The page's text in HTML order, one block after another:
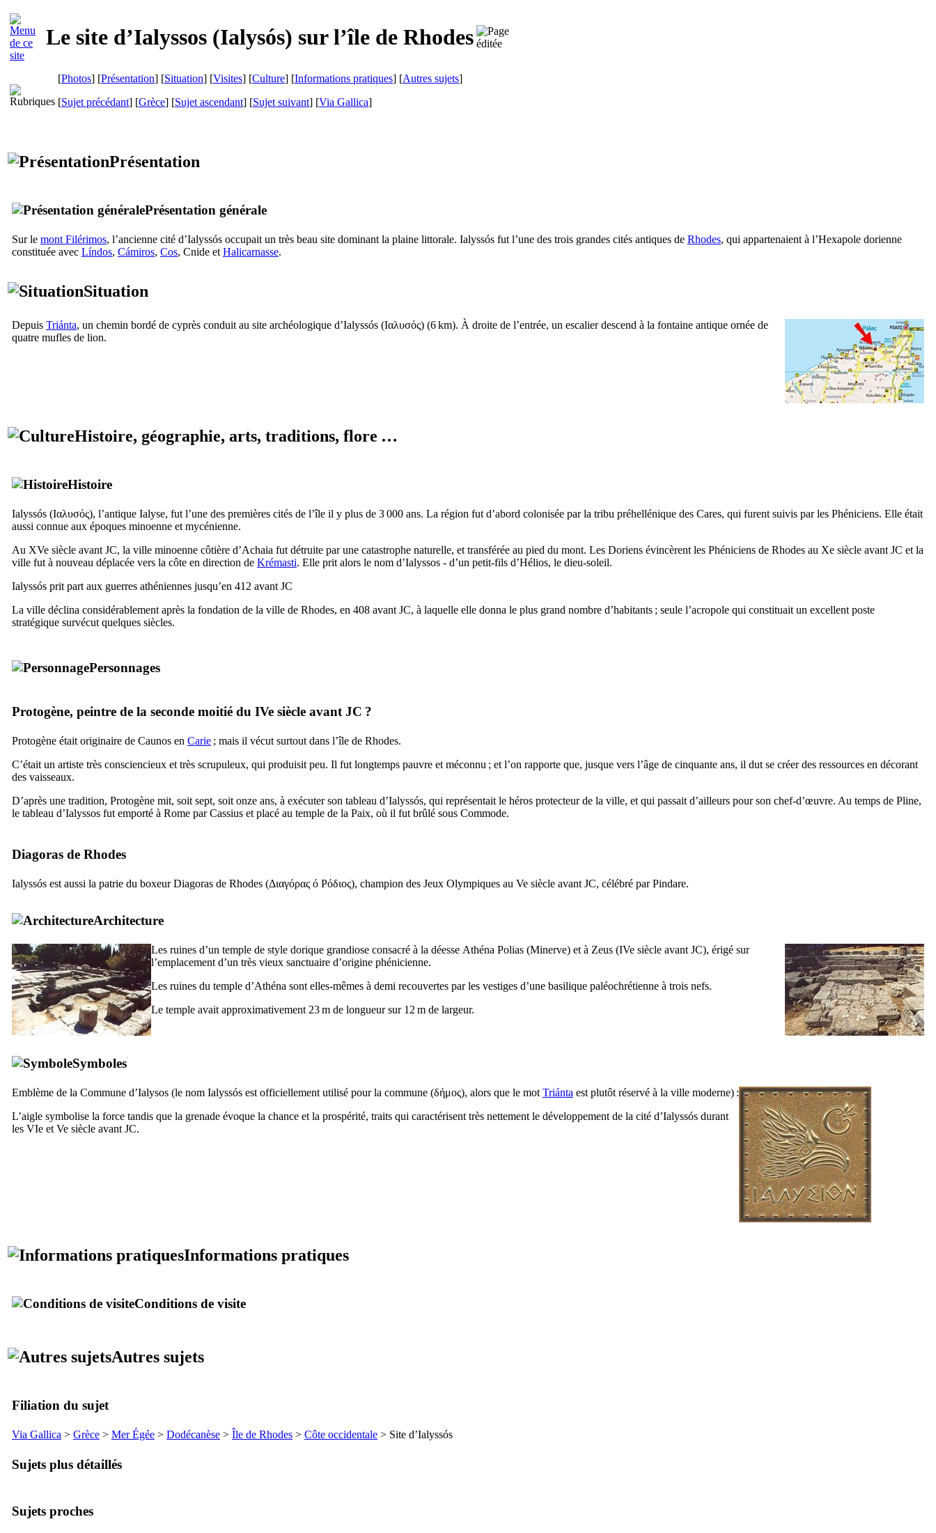
Le site d’Ialyssos (Ialysós) sur l’île de Rhodes
[Photos] [Présentation] [Situation] [Visites] [Culture] [Informations pratiques] [Autres sujets]
[Sujet précédant] [Grèce] [Sujet ascendant] [Sujet suivant] [Via Gallica]
Présentation
Présentation générale
Sur le mont Filérimos, l’ancienne cité d’Ialyssós occupait un très beau site dominant la plaine littorale. Ialyssós fut l’une des trois grandes cités antiques de Rhodes, qui appartenaient à l’Hexapole dorienne
constituée avec Líndos, Cámiros, Cos, Cnide et Halicarnasse.
Situation
Depuis Triánta, un chemin bordé de cyprès conduit au site archéologique d’Ialyssós (Ιαλυσός) (6 km). À droite de l’entrée, un escalier descend à la fontaine antique ornée de
quatre mufles de lion.
Histoire, géographie, arts, traditions, flore …
Histoire
Ialyssós (Ιαλυσός), l’antique Ialyse, fut l’une des premières cités de l’île il y plus de 3 000 ans. La région fut d’abord colonisée par la tribu préhellénique des Cares, qui furent suivis par les Phéniciens. Elle était
aussi connue aux époques minoenne et mycénienne.
Au XVe siècle avant JC, la ville minoenne côtière d’Achaia fut détruite par une catastrophe naturelle, et transférée au pied du mont. Les Doriens évincèrent les Phéniciens de Rhodes au Xe siècle avant JC et la
ville fut à nouveau déplacée vers la côte en direction de Krémasti. Elle prit alors le nom d’Ialyssos - d’un petit-fils d’Hélios, le dieu-soleil.
Ialyssós prit part aux guerres athéniennes jusqu’en 412 avant JC
La ville déclina considérablement après la fondation de la ville de Rhodes, en 408 avant JC, à laquelle elle donna le plus grand nombre d’habitants ; seule l’acropole qui constituait un excellent poste
stratégique survécut quelques siècles.
Personnages
Protogène, peintre de la seconde moitié du IVe siècle avant JC ?
Protogène était originaire de Caunos en Carie ; mais il vécut surtout dans l’île de Rhodes.
C’était un artiste très consciencieux et très scrupuleux, qui produisit peu. Il fut longtemps pauvre et méconnu ; et l’on rapporte que, jusque vers l’âge de cinquante ans, il dut se créer des ressources en décorant
des vaisseaux.
D’après une tradition, Protogène mit, soit sept, soit onze ans, à exécuter son tableau d’Ialyssós, qui représentait le héros protecteur de la ville, et qui passait d’ailleurs pour son chef-d’œuvre. Au temps de Pline,
le tableau d’Ialyssos fut emporté à Rome par Cassius et placé au temple de la Paix, où il fut brûlé sous Commode.
Diagoras de Rhodes
Ialyssós est aussi la patrie du boxeurDiagoras de Rhodes (Διαγόρας ό Ρόδιος), champion des Jeux Olympiques au Ve siècle avant JC, célébré par Pindare.
Architecture
Les ruines d’un temple de style dorique grandiose consacré à la déesse Athéna Polias (Minerve) et à Zeus (IVe siècle avant JC), érigé sur
l’emplacement d’un très vieux sanctuaire d’origine phénicienne.
Les ruines du temple d’Athéna sont elles-mêmes à demi recouvertes par les vestiges d’une basilique paléochrétienne à trois nefs.
Le temple avait approximativement 23 m de longueur sur 12 m de largeur.
Symboles
Emblème de la Commune d’Ialysos (le nom Ialyssós est officiellement utilisé pour la commune (δήμος), alors que le mot Triánta est plutôt réservé à la ville moderne) :
L’aigle symbolise la force tandis que la grenade évoque la chance et la prospérité, traits qui caractérisent très nettement le développement de la cité d’Ialyssós durant
les VIe et Ve siècle avant JC.
Informations pratiques
Conditions de visite
Autres sujets
Filiation du sujet
Via Gallica > Grèce > Mer Égée > Dodécanèse > Île de Rhodes > Côte occidentale > Site d’Ialyssós
Sujets plus détaillés
Sujets proches